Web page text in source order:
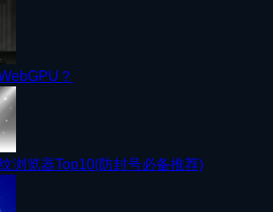
？
浏览器Top10(防封号必备推荐)